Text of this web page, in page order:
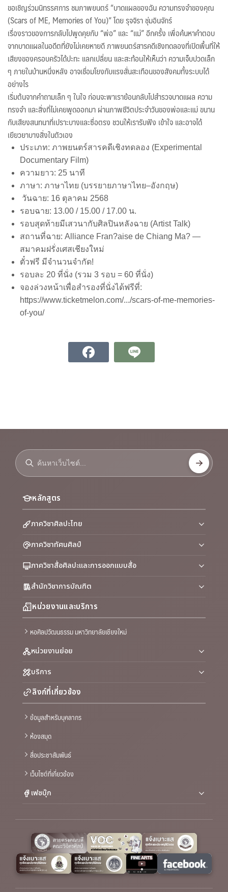
ขอเชิญร่วมนิทรรศการ ชมภาพยนตร์ “บาดแผลของฉัน ความทรงจำของคุณ
(Scars of ME, Memories of You)” โดย รุจจิรา ชุ่มอินจักร์
เรื่องราวของการกลับไปพูดคุยกับ “พ่อ” และ “แม่” อีกครั้ง เพื่อค้นหาคำตอบ
จากบาดแผลในอดีตที่ยังไม่เคยหายดี ภาพยนตร์สารคดีเชิงทดลองที่เปิดพื้นที่ให้
เสียงของครอบครัวได้ปะทะ แลกเปลี่ยน และสะท้อนให้เห็นว่า ความเจ็บปวดเล็ก
ๆ ภายในบ้านหนึ่งหลัง อาจเชื่อมโยงกับแรงสั่นสะเทือนของสังคมทั้งระบบได้
อย่างไร
เริ่มต้นจากคำถามเล็ก ๆ ในใจ ก่อนจะพาเราย้อนกลับไปสำรวจบาดแผล ความ
ทรงจำ และสิ่งที่ไม่เคยพูดออกมา ผ่านภาพชีวิตประจำวันของพ่อและแม่ ขนาน
กับเสียงสนทนาที่เปราะบางและซื่อตรง ชวนให้เรารับฟัง เข้าใจ และอาจได้
เยียวยาบางสิ่งในตัวเอง
ประเภท: ภาพยนตร์สารคดีเชิงทดลอง (Experimental
Documentary Film)
ความยาว: 25 นาที
ภาษา: ภาษาไทย (บรรยายภาษาไทย–อังกฤษ)
วันฉาย: 16 ตุลาคม 2568
รอบฉาย: 13.00 / 15.00 / 17.00 น.
รอบสุดท้ายมีเสวนากับศิลปินหลังฉาย (Artist Talk)
สถานที่ฉาย: Alliance Fran?aise de Chiang Ma? —
สมาคมฝรั่งเศสเชียงใหม่
ตั๋วฟรี มีจำนวนจำกัด!
รอบละ 20 ที่นั่ง (รวม 3 รอบ = 60 ที่นั่ง)
จองล่วงหน้าเพื่อสำรองที่นั่งได้ฟรีที่:
https://www.ticketmelon.com/.../scars-of-me-memories-
of-you/
หลักสูตร
ภาควิชาศิลปะไทย
ภาควิชาทัศนศิลป์
ภาควิชาสื่อศิลปะและการออกแบบสื่อ
สำนักวิชาการบัณฑิต
หน่วยงานและบริการ
หอศิลปวัฒนธรรม มหาวิทยาลัยเชียงใหม่
หน่วยงานย่อย
บริการ
ลิงก์ที่เกี่ยวข้อง
ข้อมูลสำหรับบุคลากร
ห้องสมุด
สื่อประชาสัมพันธ์
เว็บไซต์ที่เกี่ยวข้อง
เฟซบุ๊ก